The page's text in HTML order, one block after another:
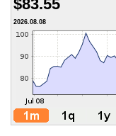
$83.55
2026.08.08